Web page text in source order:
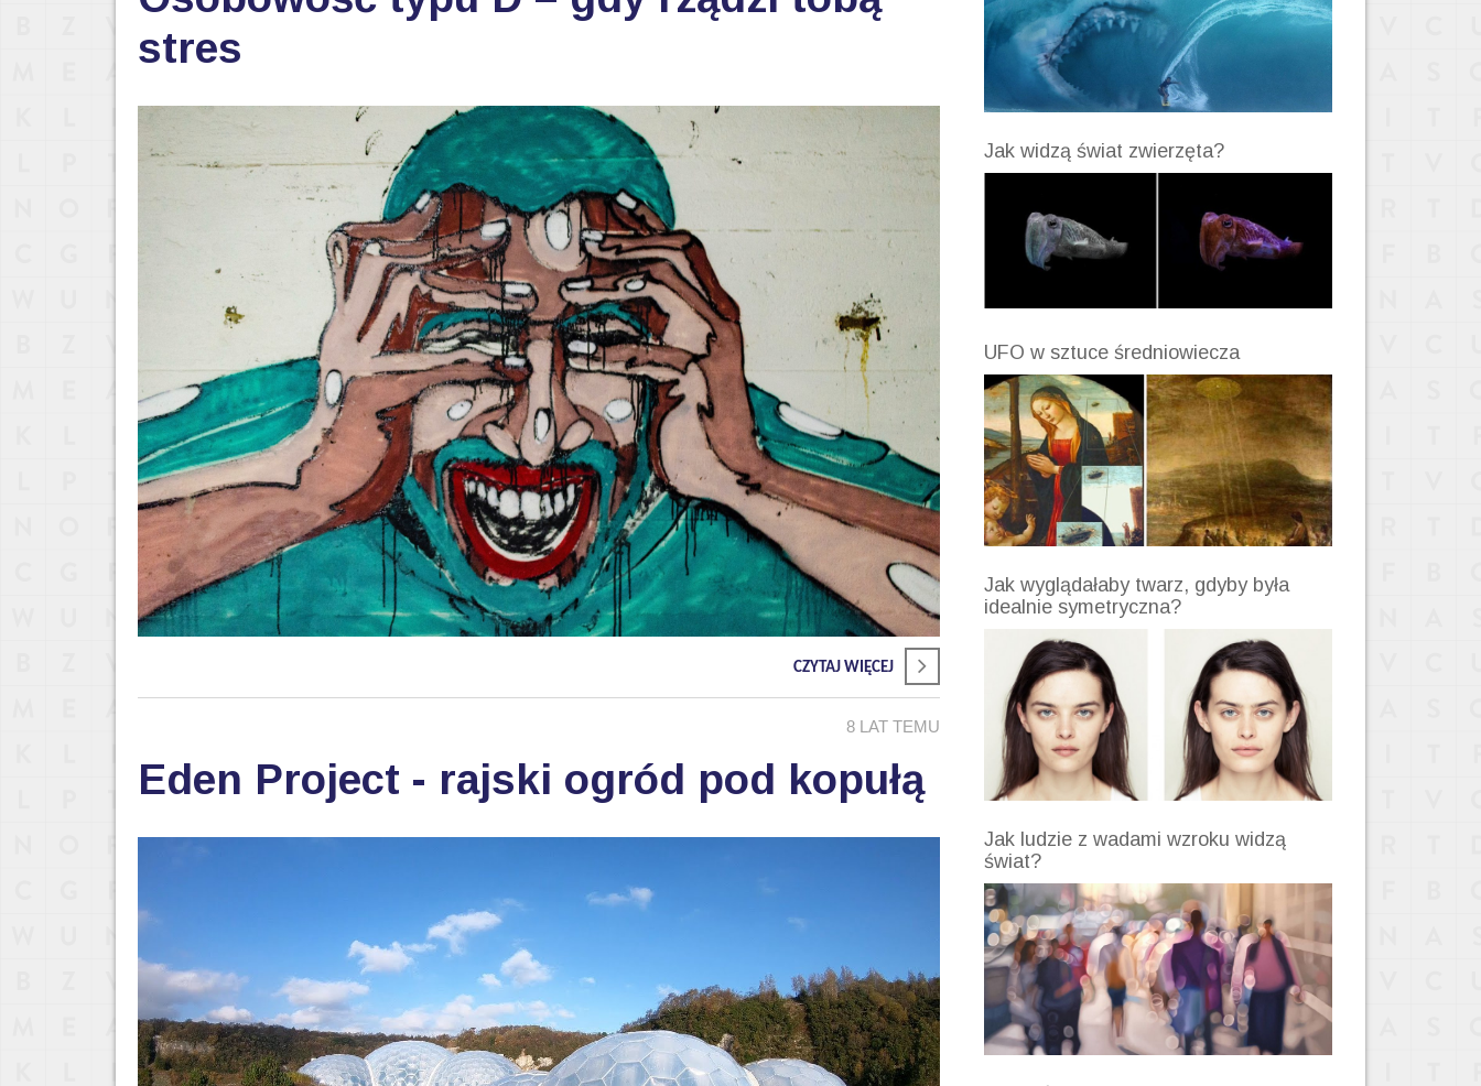
stres
CZYTAJ WIĘCEJ
8 LAT TEMU
Eden Project - rajski ogród pod kopułą
Jak widzą świat zwierzęta?
UFO w sztuce średniowiecza
Jak wyglądałaby twarz, gdyby była
idealnie symetryczna?
Jak ludzie z wadami wzroku widzą
świat?